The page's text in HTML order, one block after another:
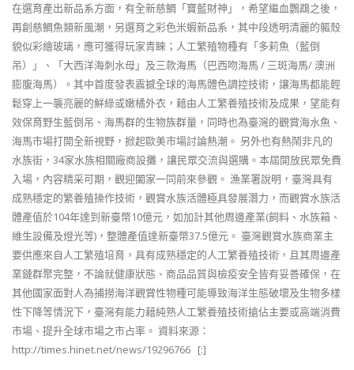
在選育產出新品系方面，有全新慈鯛「寶藍財神」，希望繼血鸚鵡之後，
再創慈鯛魚類新風潮，另選育之彩色米蝦新品系，其中段透明清麗的軀殼
貌似彩繪玻璃，應可獲得玩家青睞；人工繁殖物種有「多莉魚（藍倒
吊）」、「大西洋海刺水母」及三款海馬（巴西吻海馬 / 三斑海馬/ 澳洲
膨腹海馬）。其中首度發表震撼全球的海馬體色調控技術，讓海馬都能輕
鬆穿上一襲亮麗的鮮綠或嫩橘外衣，藉由人工繁養殖技術及成果，望能有
效保育野生藍倒吊、海馬群的生物族群量，同時也為臺灣的觀賞海水魚、
海馬市場打開全新視野，掀起歐美市場討論熱潮。 另外也有熱鬧非凡的
水族街，34家水族相關廠商設攤，讓民眾交流與選購。本屆開放民眾免費
入場，內容精采可期，觀迎闔家一同前來參觀。 漁業署說明，臺灣具有
成熟穩定的繁養殖操作技術，觀賞水族活體極具發展潛力，而觀賞水族活
體產值於104年達到新臺幣10億元，如加計其他周邊產業(飼料、水族箱、
維生設備及燈光等)，整體產值達新臺幣37.5億元。 臺灣觀賞水族商業主
要供應來自人工繁殖培育，具有成熟穩定的人工繁養殖技術，且其周邊產
業鏈群聚完整，不論就健康狀態、商品品質與檢疫安全皆有妥善確保，在
其他國家面對人為捕撈海洋觀賞性物種可能導致海洋生態破壞及生物多樣
性下降等情況下，臺灣有能力藉純熟人工繁養殖技術搶佔主要或高端消費
市場、提升全球市場之市占率。 資料來源：
http://times.hinet.net/news/19296766 [:]